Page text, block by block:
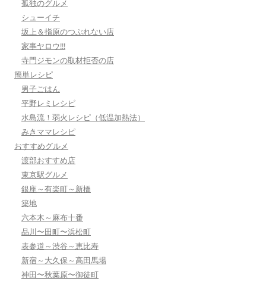
孤独のグルメ
シューイチ
坂上＆指原のつぶれない店
家事ヤロウ!!!
寺門ジモンの取材拒否の店
簡単レシピ
男子ごはん
平野レミレシピ
水島流！弱火レシピ（低温加熱法）
みきママレシピ
おすすめグルメ
渡部おすすめ店
東京駅グルメ
銀座～有楽町～新橋
築地
六本木～麻布十番
品川〜田町〜浜松町
表参道～渋谷～恵比寿
新宿～大久保～高田馬場
神田〜秋葉原〜御徒町